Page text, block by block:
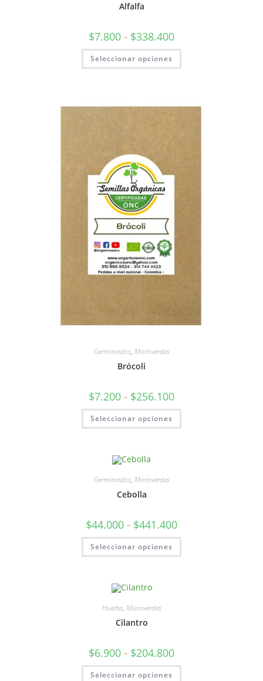
Alfalfa
$7.800 - $338.400
Seleccionar opciones
Germinados, Microverdes
Brócoli
$7.200 - $256.100
Seleccionar opciones
Germinados, Microverdes
Cebolla
$44.000 - $441.400
Seleccionar opciones
Huerta, Microverdes
Cilantro
$6.900 - $204.800
Seleccionar opciones